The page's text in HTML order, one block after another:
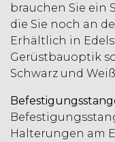
brauchen Sie ein
die Sie noch an
Erhältlich in
Gerüstbauoptik
Schwarz und
Halterungen am